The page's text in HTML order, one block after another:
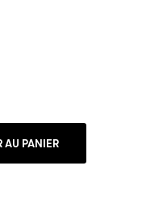
AU PANIER